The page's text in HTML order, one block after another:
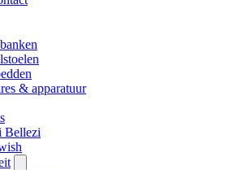
& apparatuur
Bellezi